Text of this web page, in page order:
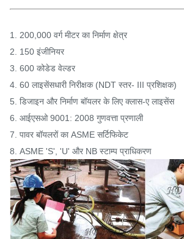
1. 200,000 वर्ग मीटर का निर्माण क्षेत्र
2. 150 इंजीनियर
3. 600 कोडेड वेल्डर
4. 60 लाइसेंसधारी निरीक्षक (NDT स्तर- III प्रशिक्षक)
5. डिजाइन और निर्माण बॉयलर के लिए क्लास-ए लाइसेंस
6. आईएसओ 9001: 2008 गुणवत्ता प्रणाली
7. पावर बॉयलरों का ASME सर्टिफिकेट
8. ASME 'S', 'U' और NB स्टाम्प प्राधिकरण